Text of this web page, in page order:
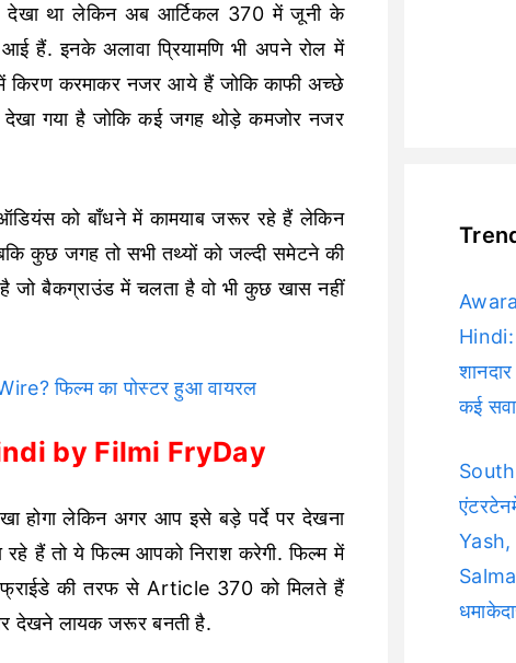
था लेकिन अब आर्टिकल 370 में जूनी के
हैं. इनके अलावा प्रियामणि भी अपने रोल में
किरण करमाकर नजर आये हैं जोकि काफी अच्छे
देखा गया है जोकि कई जगह थोड़े कमजोर नजर
को बाँधने में कामयाब जरूर रहे हैं लेकिन
कुछ जगह तो सभी तथ्यों को जल्दी समेटने की
जो बैकग्राउंड में चलता है वो भी कुछ खास नहीं
फिल्म का पोस्टर हुआ वायरल
by Filmi FryDay
होगा लेकिन अगर आप इसे बड़े पर्दे पर देखना
हैं तो ये फिल्म आपको निराश करेगी. फिल्म में
फ्राईडे की तरफ से Article 370 को मिलते हैं
देखने लायक जरूर बनती है.
कई